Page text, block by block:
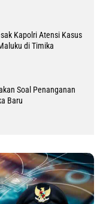
Kapolri Atensi Kasus
di Timika
Soal Penanganan
Baru